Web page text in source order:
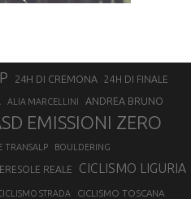
24H DI CREMONA 24H DI FINALE
ALIA MARCELLINI ANDREA BRUNO
EMISSIONI ZERO
TRANSALP BOULDERING
REALE CICLISMO LIGURIA
STRADA CICLISMO TOSCANA